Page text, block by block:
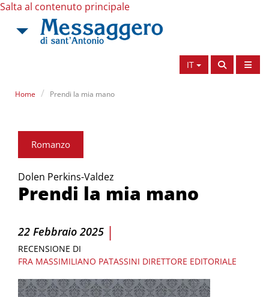
Salta al contenuto principale
IT
Home Prendi la mia mano
Romanzo
Dolen Perkins-Valdez
Prendi la mia mano
22 Febbraio 2025 |
RECENSIONE DI
FRA MASSIMILIANO PATASSINI DIRETTORE EDITORIALE